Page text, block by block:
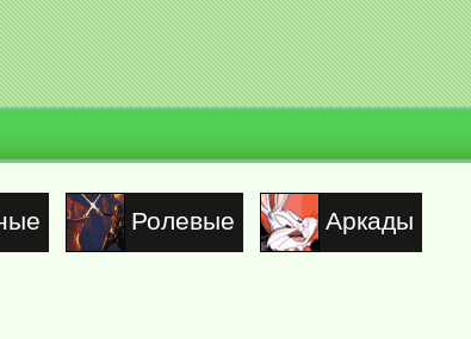
Ролевые Аркады